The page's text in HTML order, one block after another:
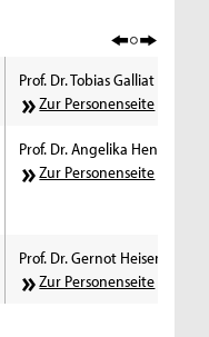
Prof. Dr. Tobias Galliat
Zur Personenseite
Prof. Dr. Angelika Hennecke
Zur Personenseite
Prof. Dr. Gernot Heisenberg
Zur Personenseite